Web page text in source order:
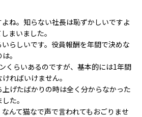
ね。知らない社長は恥ずかしいですよ
まいました。
らしいです。役員報酬を年間で決めな
。
くらいあるのですが、基本的には1年間
ればいけません。
げたばかりの時は全く分からなかった
た。
なんて猫なで声で言われてもおごりませ